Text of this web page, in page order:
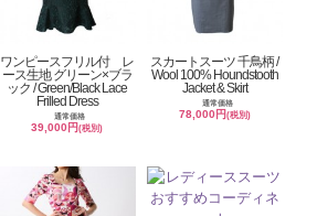
ワンピースフリル付 レ
ース生地 グリーン×ブラ
ック / Green/Black Lace
Frilled Dress
通常価格
39,000円(税別)
スカートスーツ 千鳥柄 /
Wool 100% Houndstooth
Jacket & Skirt
通常価格
78,000円 (税別)